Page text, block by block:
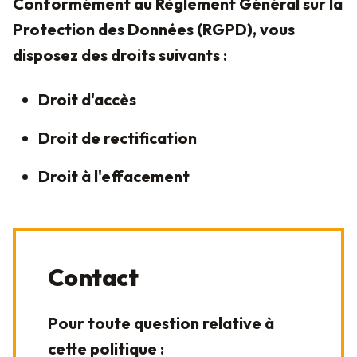
Protection des Données (RGPD), vous
disposez des droits suivants :
Droit d'accès
Droit de rectification
Droit à l'effacement
Contact
Pour toute question relative à
cette politique :